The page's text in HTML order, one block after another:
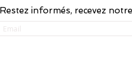
Restez informés, recevez